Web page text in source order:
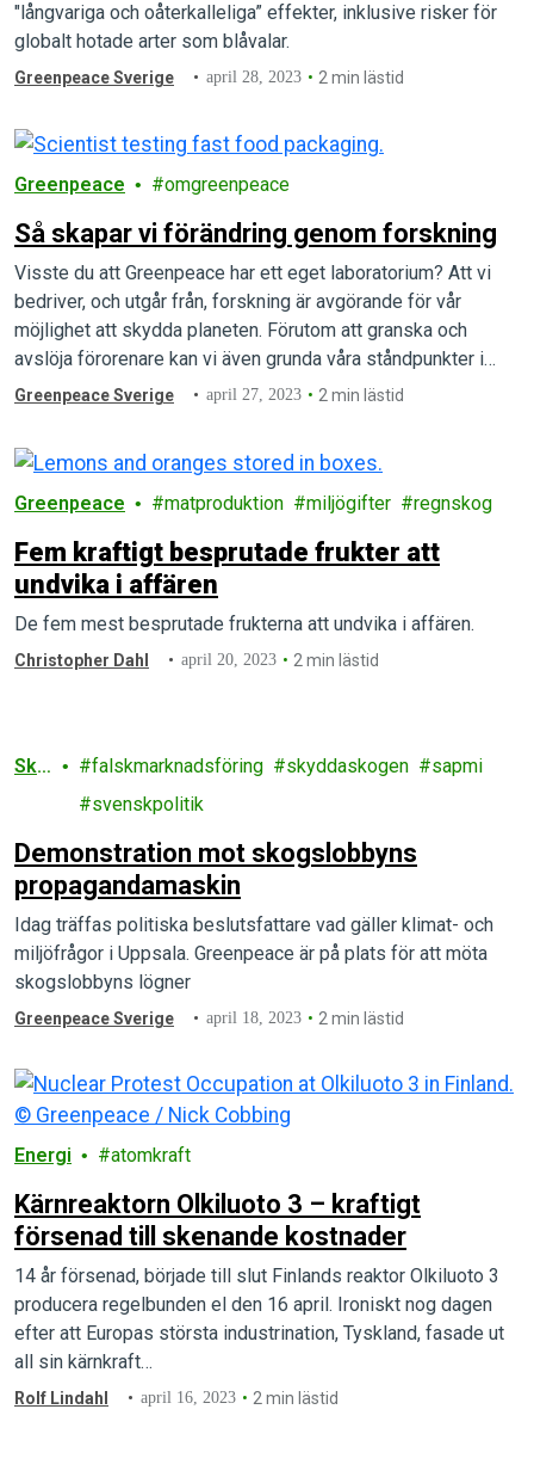
"långvariga och oåterkalleliga” effekter, inklusive risker för
globalt hotade arter som blåvalar.
Greenpeace Sverige april 28, 2023 2 min lästid
Greenpeace omgreenpeace
Så skapar vi förändring genom forskning
Visste du att Greenpeace har ett eget laboratorium? Att vi
bedriver, och utgår från, forskning är avgörande för vår
möjlighet att skydda planeten. Förutom att granska och
avslöja förorenare kan vi även grunda våra ståndpunkter i
forskning. Klimatkrisen är inte en känsla – det är ett faktum.
Greenpeace Sverige april 27, 2023 2 min lästid
Greenpeace matproduktion miljögifter regnskog
Fem kraftigt besprutade frukter att
undvika i affären
De fem mest besprutade frukterna att undvika i affären.
Christopher Dahl april 20, 2023 2 min lästid
Sko
falskmarknadsföring skyddaskogen
sapmi
svenskpolitik
Demonstration mot skogslobbyns
propagandamaskin
Idag träffas politiska beslutsfattare vad gäller klimat- och
miljöfrågor i Uppsala. Greenpeace är på plats för att möta
skogslobbyns lögner
Greenpeace Sverige april 18, 2023 2 min lästid
Energi atomkraft
Kärnreaktorn Olkiluoto 3 – kraftigt
försenad till skenande kostnader
14 år försenad, började till slut Finlands reaktor Olkiluoto 3
producera regelbunden el den 16 april. Ironiskt nog dagen
efter att Europas största industrination, Tyskland, fasade ut
all sin kärnkraft…
Rolf Lindahl april 16, 2023 2 min lästid